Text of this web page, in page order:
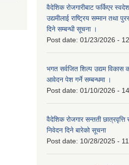
वैदेशिक रोजगारीबाट फर्किएर
उद्यमीलाई राष्ट्रिय सम्मान तथा
दिने सम्बन्धी सूचना ।
Post date: 01/23/2026 -
भगत सर्वजित शिल्प उद्यम विकास
आवेदन पेश गर्ने सम्बन्धमा ।
Post date: 01/10/2026 -
वैदेशिक रोजगार सन्तती छात्रवृत्ति
निवेदन दिने बारेको सूचना
Post date: 10/28/2025 -